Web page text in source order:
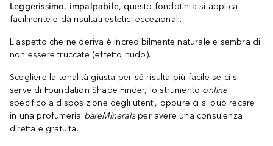
Leggerissimo, impalpabile, questo fondotinta si applica
facilmente e dà risultati estetici eccezionali.
L'aspetto che ne deriva è incredibilmente naturale e sembra di
non essere truccate (effetto nudo).
Scegliere la tonalità giusta per sé risulta più facile se ci si
serve di Foundation Shade Finder, lo strumento online
specifico a disposizione degli utenti, oppure ci si può recare
in una profumeria bareMineralsper avere una consulenza
diretta e gratuita.